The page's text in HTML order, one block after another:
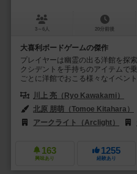
3～6人 20分前後
大喜利ボードゲームの傑作
プレイヤーは幽霊の出る洋館を探
クシデントを手持ちのアイテムで
ごとに洋館でおこる様々なイベント
川上 亮（Ryo Kawakami）
北原 朋萌（Tomoe Kitahara）
アークライト（Arclight）
163
興味あり
1255
経験あり